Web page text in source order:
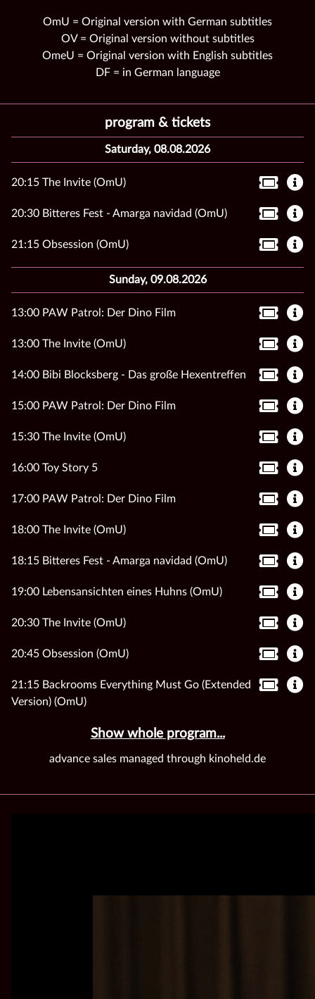
OmU = Original version with German subtitles
OV = Original version without subtitles
OmeU = Original version with English subtitles
DF = in German language
program & tickets
Saturday, 08.08.2026
20:15 The Invite (OmU)
20:30 Bitteres Fest - Amarga navidad (OmU)
21:15 Obsession (OmU)
Sunday, 09.08.2026
13:00 PAW Patrol: Der Dino Film
13:00 The Invite (OmU)
14:00 Bibi Blocksberg - Das große Hexentreffen
15:00 PAW Patrol: Der Dino Film
15:30 The Invite (OmU)
16:00 Toy Story 5
17:00 PAW Patrol: Der Dino Film
18:00 The Invite (OmU)
18:15 Bitteres Fest - Amarga navidad (OmU)
19:00 Lebensansichten eines Huhns (OmU)
20:30 The Invite (OmU)
20:45 Obsession (OmU)
21:15 Backrooms Everything Must Go (Extended
Version) (OmU)
Show whole program...
advance sales managed through kinoheld.de